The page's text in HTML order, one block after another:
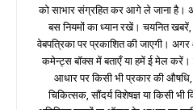
को साभार संग्रहित कर आगे ले जाना
बस नियमों का ध्यान रखें। चयनित
वेबपत्रिका पर प्रकाशित की जाएगी।
कमेन्ट्स बॉक्स में बताएँ या हमें ई मेल
आधार पर किसी भी प्रकार की
चिकित्सक, सौंदर्य विशेषज्ञ या किसी